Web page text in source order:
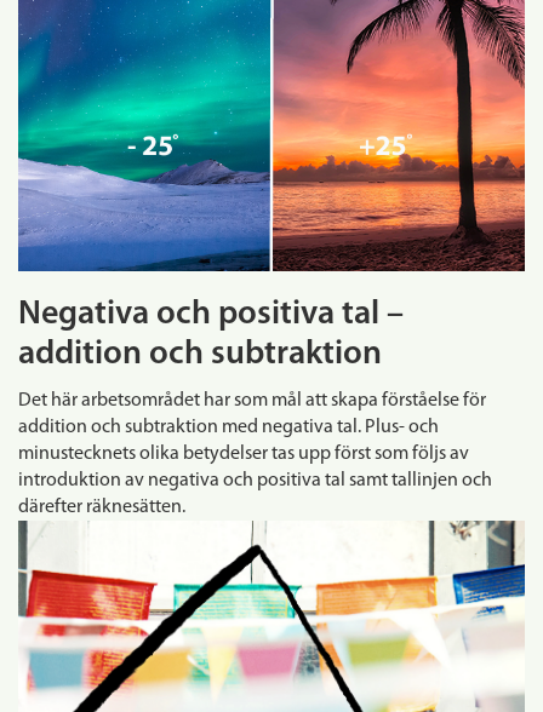
Negativa och positiva tal –
addition och subtraktion
Det här arbetsområdet har som mål att skapa förståelse för
addition och subtraktion med negativa tal. Plus- och
minustecknets olika betydelser tas upp först som följs av
introduktion av negativa och positiva tal samt tallinjen och
därefter räknesätten.